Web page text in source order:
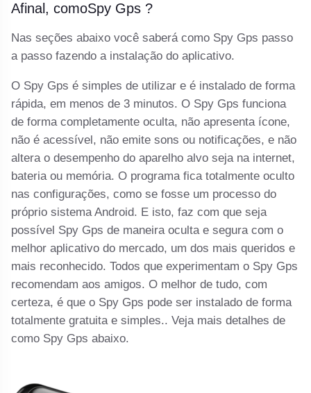
Afinal, comoSpy Gps ?
Nas seções abaixo você saberá como Spy Gps passo
a passo fazendo a instalação do aplicativo.
O Spy Gps é simples de utilizar e é instalado de forma
rápida, em menos de 3 minutos. O Spy Gps funciona
de forma completamente oculta, não apresenta ícone,
não é acessível, não emite sons ou notificações, e não
altera o desempenho do aparelho alvo seja na internet,
bateria ou memória. O programa fica totalmente oculto
nas configurações, como se fosse um processo do
próprio sistema Android. E isto, faz com que seja
possível Spy Gps de maneira oculta e segura com o
melhor aplicativo do mercado, um dos mais queridos e
mais reconhecido. Todos que experimentam o Spy Gps
recomendam aos amigos. O melhor de tudo, com
certeza, é que o Spy Gps pode ser instalado de forma
totalmente gratuita e simples.. Veja mais detalhes de
como Spy Gps abaixo.